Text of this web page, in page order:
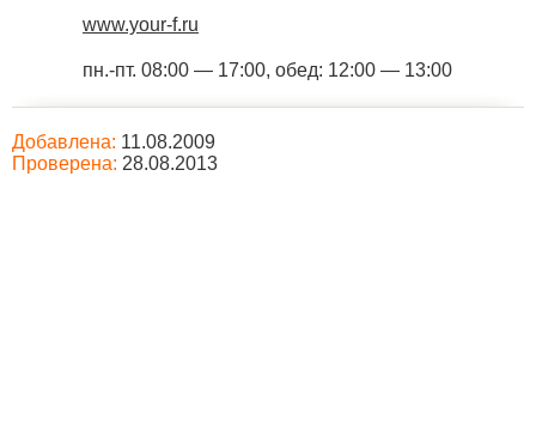
www.your-f.ru
пн.-пт. 08:00 — 17:00, обед: 12:00 — 13:00
Добавлена: 11.08.2009
Проверена: 28.08.2013